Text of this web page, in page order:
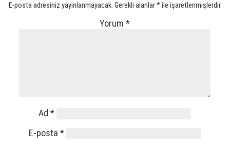
E-posta adresiniz yayınlanmayacak. Gerekli alanlar*ile işaretlenmişlerdir
Yorum*
Ad*
E-posta*